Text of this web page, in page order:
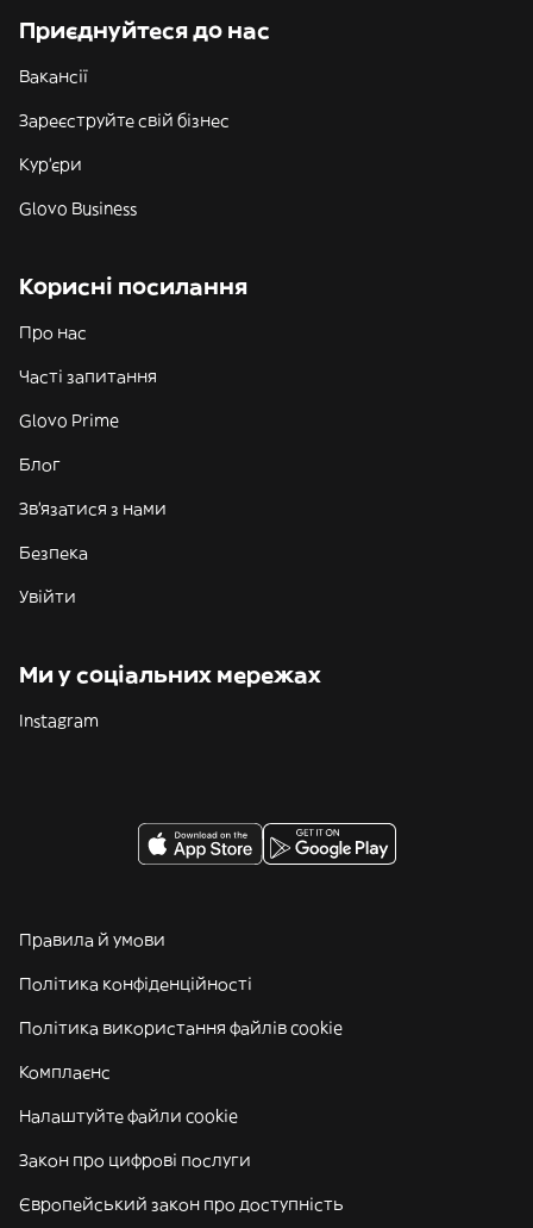
Приєднуйтеся до нас
Вакансії
Зареєструйте свій бізнес
Кур'єри
Glovo Business
Корисні посилання
Про нас
Часті запитання
Glovo Prime
Блог
Зв'язатися з нами
Безпека
Увійти
Ми у соціальних мережах
Instagram
Правила й умови
Політика конфіденційності
Політика використання файлів cookie
Комплаєнс
Налаштуйте файли cookie
Закон про цифрові послуги
Європейський закон про доступність